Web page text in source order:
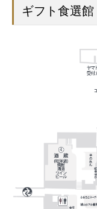
ギフト食選館